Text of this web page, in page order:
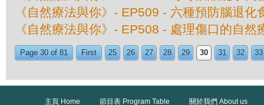
《自然療法與你》- EP509 - 六種預防腦退化
《自然療法與你》- EP508 - 處理傷口的自然
Page 30 of 81 First 25 26 27 28 29 30 31 32 33
主頁 Home 節目表 Program Table
關於我們 About us